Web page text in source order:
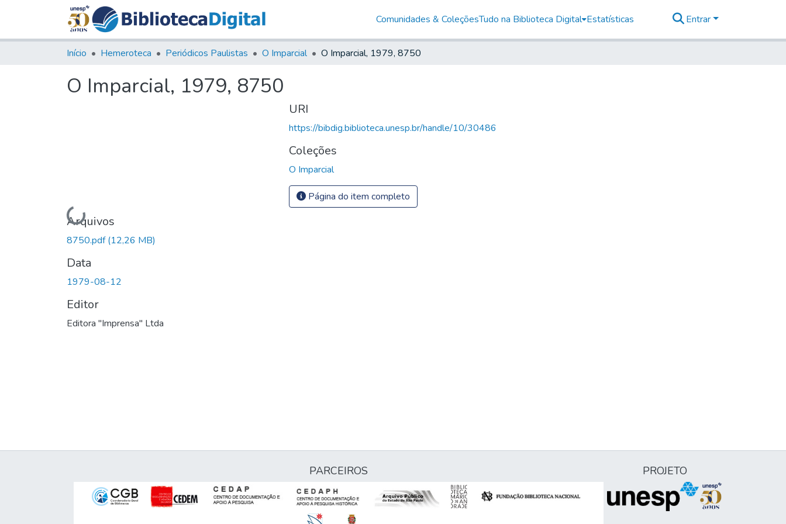
Comunidades & ColeçõesTudo na Biblioteca Digital Estatísticas Entrar
Início Hemeroteca Periódicos Paulistas O Imparcial O Imparcial, 1979, 8750
O Imparcial, 1979, 8750
Carregando...
Arquivos
8750.pdf(12,26 MB)
Data
1979-08-12
Editor
Editora "Imprensa" Ltda
URI
https://bibdig.biblioteca.unesp.br/handle/10/30486
Coleções
O Imparcial
Página do item completo
PARCEIROS PROJETO